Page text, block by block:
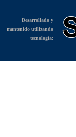
Desarrollado y
mantenido utilizando
tecnología: